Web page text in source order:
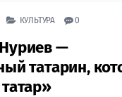
КУЛЬТУРА 0
—
татарин,